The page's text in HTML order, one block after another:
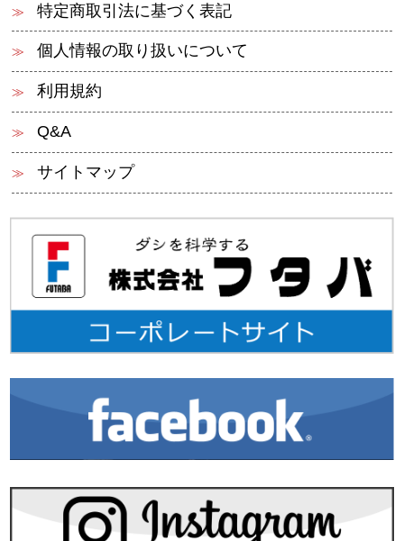
特定商取引法に基づく表記
個人情報の取り扱いについて
利用規約
Q&A
サイトマップ